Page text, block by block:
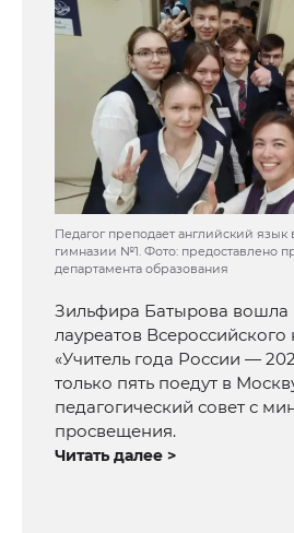
Педагог преподает английский язык
гимназии №1. Фото: предоставлено
департамента образования
Зильфира Батырова вошла
лауреатов Всероссийского
«Учитель года России —
только пять поедут в
педагогический совет с
просвещения.
Читать далее >